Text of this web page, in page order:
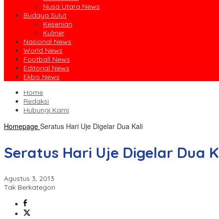
Nusa Utara News
Budaya Sulut
Kesenian
Kuliner
Nasional News
World News
Football News
Editorial News
Ekbis News
Home
Redaksi
Hubungi Kami
Homepage Seratus Hari Uje Digelar Dua Kali
Seratus Hari Uje Digelar Dua
Agustus 3, 2013
Tak Berkategori